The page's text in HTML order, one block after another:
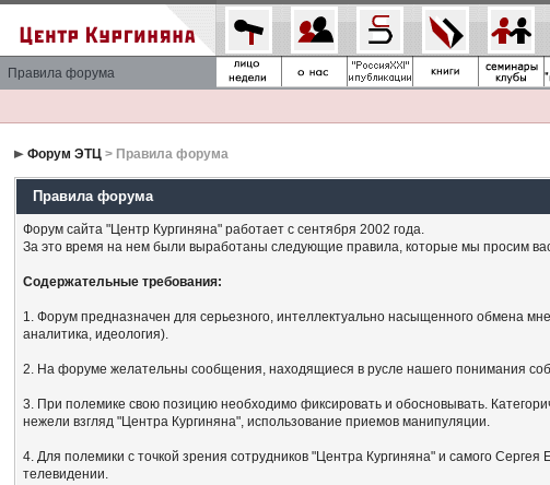
Правила форума
Форум ЭТЦ > Правила форума
Правила форума
Форум сайта "Центр Кургиняна" работает с сентября 2002 года.
За это время на нем были выработаны следующие правила, которые мы просим
Содержательные требования:
1. Форум предназначен для серьезного, интеллектуально насыщенного обмена
аналитика, идеология).
2. На форуме желательны сообщения, находящиеся в русле нашего понимания
3. При полемике свою позицию необходимо фиксировать и обосновывать.
нежели взгляд "Центра Кургиняна", использование приемов манипуляции.
4. Для полемики с точкой зрения сотрудников "Центра Кургиняна" и самого
телевидении.